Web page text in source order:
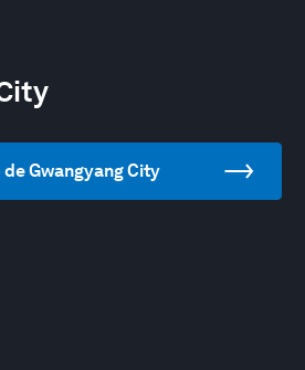
Gwangyang City